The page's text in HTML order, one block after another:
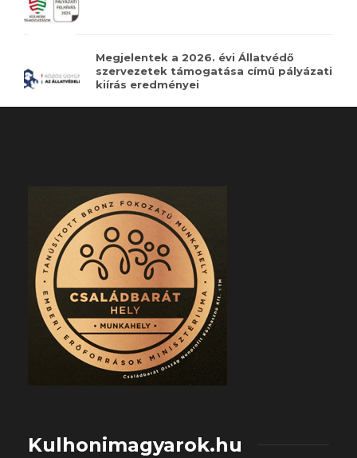
Megjelentek a 2026. évi Állatvédő
szervezetek támogatása című pályázati
kiírás eredményei
Kulhonimagyarok.hu